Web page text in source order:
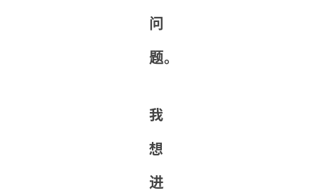
问
题。
我
想
进